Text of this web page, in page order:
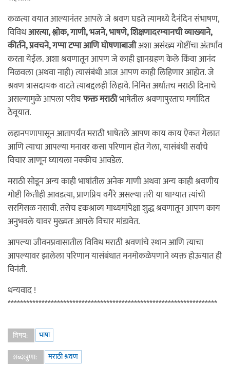
कळत्या वयात आल्यानंतर आपले जे श्रवण घडते त्यामध्ये दैनंदिन संभाषण,
विविधआरत्या, श्लोक, गाणी, भजने, भाषणे, शिक्षणादरम्यानची व्याख्याने,
कीर्तने, प्रवचने, गप्पा टप्पा आणि घोषणाबाजीअशा असंख्य गोष्टींचा अंतर्भाव
करता येईल. अशा श्रवणातून आपण जे काही ज्ञानग्रहण केले किंवा आनंद
मिळवला (अथवा नाही) त्यासंबंधी आज आपण काही लिहिणार आहोत. जे
श्रवण त्रासदायक वाटते त्याबद्दलही लिहावे. निमित्त अर्थातच मराठी दिनाचे
असल्यामुळे आपला परीघफक्त मराठीभाषेतील श्रवणापुरताच मर्यादित
ठेवूयात.
लहानपणापासून आतापर्यंत मराठी भाषेतले आपण काय काय ऐकत गेलात
आणि त्याचा आपल्या मनावर कसा परिणाम होत गेला, यासंबंधी सर्वांचे
विचार जाणून घ्यायला नक्कीच आवडेल.
मराठी सोडून अन्य काही भाषांतील अनेक गाणी अथवा अन्य काही श्रवणीय
गोष्टी कितीही आवडत्या, प्राणप्रिय वगैरे असल्या तरी या धाग्यात त्यांची
सरमिसळ नसावी. तसेच दृकश्राव्य माध्यमांपेक्षा शुद्ध श्रवणातून आपण काय
अनुभवले यावर मुख्यतः आपले विचार मांडावेत.
आपल्या जीवनप्रवासातील विविध मराठी श्रवणांचे स्थान आणि त्याचा
आपल्यावर झालेला परिणाम यासंबंधात मनमोकळेपणाने व्यक्त होऊयात ही
विनंती.
धन्यवाद !
********************************************************************
विषय:
भाषा
शब्दखुणा:
मराठी श्रवण